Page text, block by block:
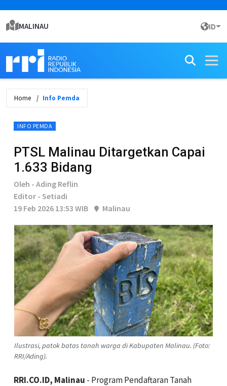
MALINAU ID
Home Info Pemda
INFO PEMDA
PTSL Malinau Ditargetkan Capai
1.633 Bidang
Oleh - Ading Reflin
Editor - Setiadi
19 Feb 2026 13:53 WIB
Malinau
Ilustrasi, patok batas tanah warga di Kabupaten Malinau. (Foto:
RRI/Ading).
RRI.CO.ID, Malinau - Program Pendaftaran Tanah